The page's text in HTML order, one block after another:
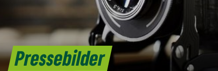
Pressebilder